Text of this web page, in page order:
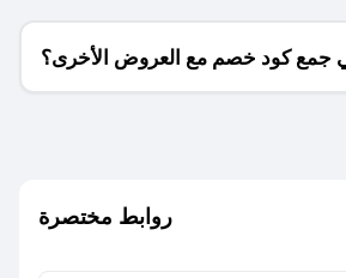
جمع كود خصم مع العروض الأخرى؟
روابط مختصرة